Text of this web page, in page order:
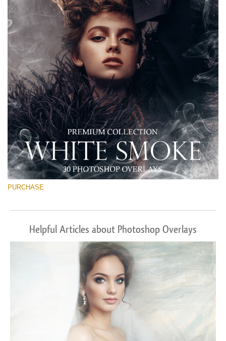
PURCHASE
Helpful Articles about Photoshop Overlays